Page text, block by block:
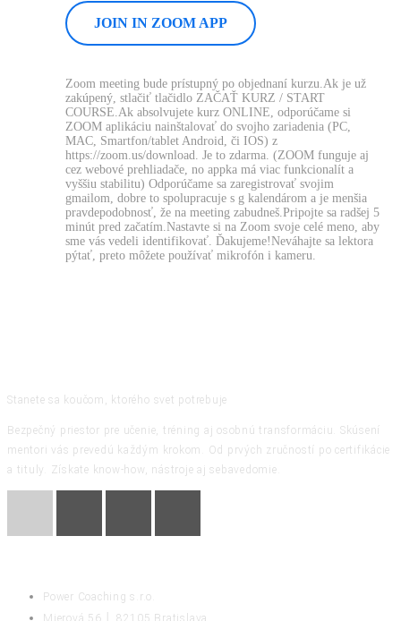
JOIN IN ZOOM APP
Zoom meeting bude prístupný po objednaní kurzu.Ak je už
zakúpený, stlačiť tlačidlo ZAČAŤ KURZ / START
COURSE.Ak absolvujete kurz ONLINE, odporúčame si
ZOOM aplikáciu nainštalovať do svojho zariadenia (PC,
MAC, Smartfon/tablet Android, či IOS) z
https://zoom.us/download. Je to zdarma. (ZOOM funguje aj
cez webové prehliadače, no appka má viac funkcionalít a
vyššiu stabilitu) Odporúčame sa zaregistrovať svojim
gmailom, dobre to spolupracuje s g kalendárom a je menšia
pravdepodobnosť, že na meeting zabudneš.Pripojte sa radšej 5
minút pred začatím.Nastavte si na Zoom svoje celé meno, aby
sme vás vedeli identifikovať. Ďakujeme!Neváhajte sa lektora
pýtať, preto môžete používať mikrofón i kameru.
Stanete sa koučom, ktorého svet potrebuje
Bezpečný priestor pre učenie, tréning aj osobnú transformáciu. Skúsení
mentori vás prevedú každým krokom. Od prvých zručností po certifikácie
a tituly. Získate know-how, nástroje aj sebavedomie.
Power Coaching s.r.o.
Mierová 56 │ 82105 Bratislava